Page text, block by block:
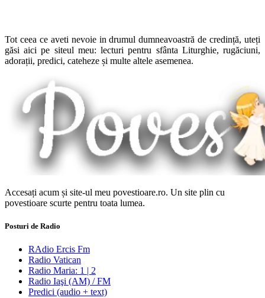
Tot ceea ce aveti nevoie in drumul dumneavoastră de credință, uteți
găsi aici pe siteul meu: lecturi pentru sfânta Liturghie, rugăciuni,
adorații, predici, cateheze și multe altele asemenea.
Accesați acum și site-ul meu povestioare.ro. Un site plin cu
povestioare scurte pentru toata lumea.
Posturi de Radio
RAdio Ercis Fm
Radio Vatican
Radio Maria: 1 | 2
Radio Iaşi (AM) / FM
Predici (audio + text)